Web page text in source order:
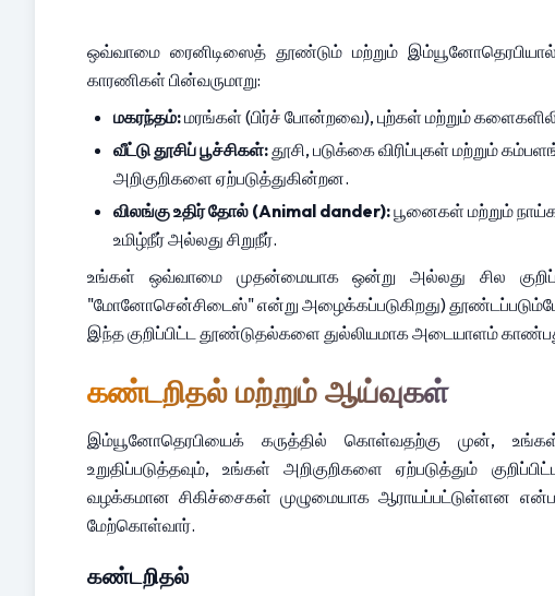
ஒவ்வாமை ரைனிடிஸைத் தூண்டும் மற்றும்
காரணிகள் பின்வருமாறு:
மகரந்தம்: மரங்கள் (பிர்ச் போன்றவை), புற்கள் மற்றும்
வீட்டு தூசிப் பூச்சிகள்: தூசி, படுக்கை விரிப்புகள் மற்றும்
அறிகுறிகளை ஏற்படுத்துகின்றன.
விலங்கு உதிர் தோல் (Animal dander): பூனைகள் மற்றும்
உமிழ்நீர் அல்லது சிறுநீர்.
உங்கள் ஒவ்வாமை முதன்மையாக ஒன்று அல்லது சில
"மோனோசென்சிடைஸ்" என்று அழைக்கப்படுகிறது)
இந்த குறிப்பிட்ட தூண்டுதல்களை துல்லியமாக அடையாளம்
கண்டறிதல் மற்றும் ஆய்வுகள்
இம்யூனோதெரபியைக் கருத்தில் கொள்வதற்கு முன்,
உறுதிப்படுத்தவும், உங்கள் அறிகுறிகளை ஏற்படுத்தும்
வழக்கமான சிகிச்சைகள் முழுமையாக ஆராயப்பட்டுள்ளன
மேற்கொள்வார்.
கண்டறிதல்